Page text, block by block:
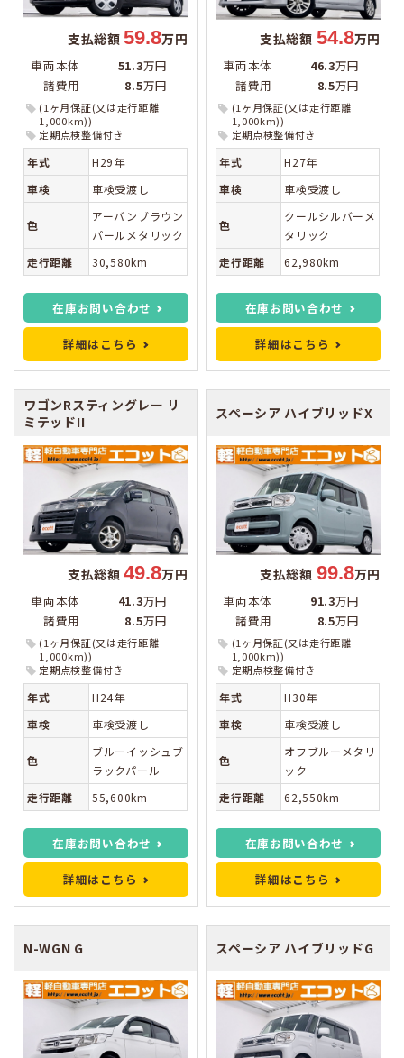
支払総額59.8万円
車両本体 51.3万円
諸費用
8.5万円
(1ヶ月保証(又は走行距離
1,000km))
定期点検整備付き
年式
H29年
車検
車検受渡し
色
アーバンブラウン
パールメタリック
走行距離
30,580km
在庫お問い合わせ
詳細はこちら
支払総額 54.8万円
車両本体 46.3万円
諸費用
8.5万円
(1ヶ月保証(又は走行距離
1,000km))
定期点検整備付き
年式
H27年
車検
車検受渡し
色
クールシルバーメ
タリック
走行距離
62,980km
在庫お問い合わせ
詳細はこちら
ワゴンRスティングレー リ
ミテッドII
支払総額49.8万円
車両本体 41.3万円
諸費用
8.5万円
(1ヶ月保証(又は走行距離
1,000km))
定期点検整備付き
年式
H24年
車検
車検受渡し
色
ブルーイッシュブ
ラックパール
走行距離
55,600km
在庫お問い合わせ
詳細はこちら
スペーシア ハイブリッドX
支払総額 99.8万円
車両本体 91.3万円
諸費用
8.5万円
(1ヶ月保証(又は走行距離
1,000km))
定期点検整備付き
年式
H30年
車検
車検受渡し
色
オフブルーメタリ
ック
走行距離
62,550km
在庫お問い合わせ
詳細はこちら
N-WGN G スペーシア ハイブリッドG